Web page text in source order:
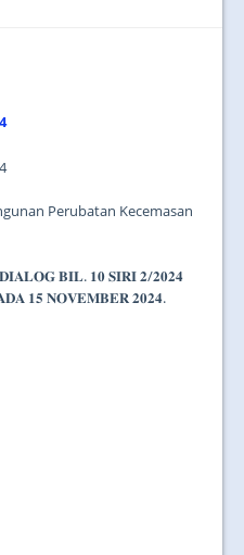
Perubatan Kecemasan
𝐁𝐈𝐋. 𝟏𝟎 𝐒𝐈𝐑𝐈 𝟐/𝟐𝟎𝟐𝟒
𝟏𝟓 𝐍𝐎𝐕𝐄𝐌𝐁𝐄𝐑 𝟐𝟎𝟐𝟒.